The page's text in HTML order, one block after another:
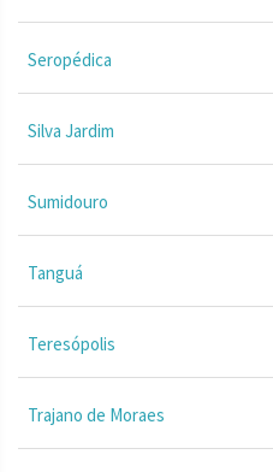
Seropédica
Silva Jardim
Sumidouro
Tanguá
Teresópolis
Trajano de Moraes